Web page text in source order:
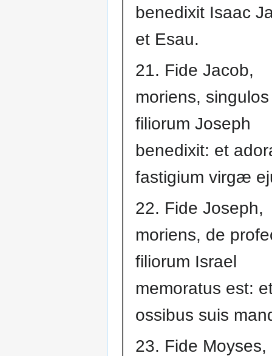
benedixit Isaac
et Esau.
21. Fide Jacob,
moriens, singulos
filiorum Joseph
benedixit: et
fastigium virgæ
22. Fide Joseph,
moriens, de
filiorum Israel
memoratus est:
ossibus suis
23. Fide Moyses,